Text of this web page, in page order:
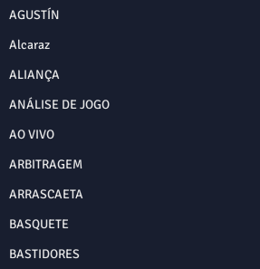
AGUSTÍN
Alcaraz
ALIANÇA
ANÁLISE DE JOGO
AO VIVO
ARBITRAGEM
ARRASCAETA
BASQUETE
BASTIDORES